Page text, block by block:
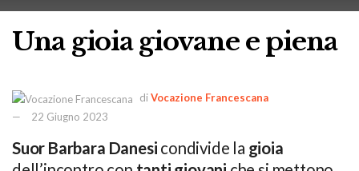
Una gioia giovane e piena
diVocazione Francescana
22 Giugno 2023
Suor Barbara Danesi condivide la gioia